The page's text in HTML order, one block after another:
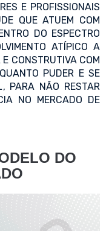
E PROFISSIONAIS
QUE ATUEM COM
DO ESPECTRO
ATÍPICO A
CONSTRUTIVA COM
PUDER E SE
PARA NÃO RESTAR
NO MERCADO DE
DO